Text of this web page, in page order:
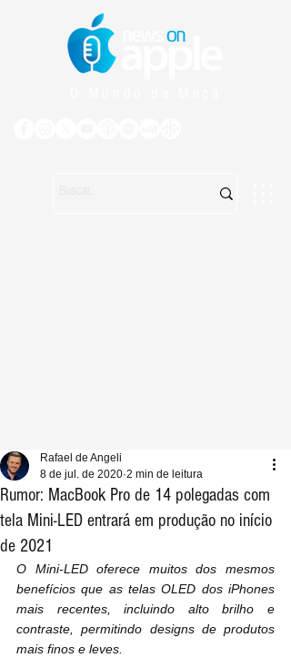
Rumor: MacBook Pro de 14 polegadas com
tela Mini-LED entrará em produção no início
de 2021
Rafael de Angeli
8 de jul. de 2020 2 min de leitura
O Mini-LED oferece muitos dos mesmos
benefícios que as telas OLED dos iPhones
mais recentes, incluindo alto brilho e
contraste, permitindo designs de produtos
mais finos e leves.